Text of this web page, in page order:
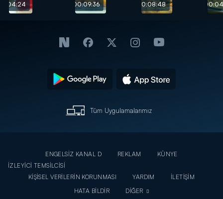
00:09:36 00:08:48
Tüm Uygulamalarımız
ENGELSİZ KANAL D REKLAM
KÜNYE
İZLEYİCİ TEMSİLCİSİ
KİŞİSEL VERİLERİN KORUNMASI
YARDIM
İLETİŞİM
HATA BİLDİR
DİĞER